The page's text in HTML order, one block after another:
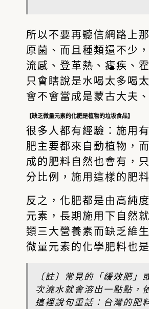
所以不要再聽信網路上
原菌、而且種類還不少
流感、登革熱、瘧疾、
只會瞎說是水喝太多喝
會不會當成是蒙古大夫
【缺乏微量元素的化肥是植物的垃圾食品】
很多人都有經驗：施用
肥主要都來自動植物，
成的肥料自然也會有，
分比例，施用這樣的肥
反之，化肥都是由高純
元素，長期施用下自然
類三大營養素而缺乏維
微量元素的化學肥料也
〔註〕常見的「緩效肥
次澆水就會溶出一點點，
這裡說句重話：台灣的肥